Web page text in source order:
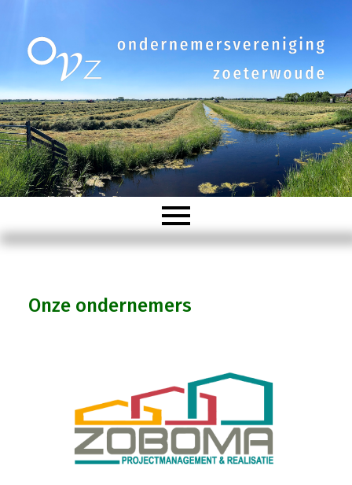
Organisatie
Statuten
Nieuws
Onze ondernemers